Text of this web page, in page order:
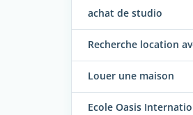
achat de studio
Recherche location
Louer une maison
Ecole Oasis